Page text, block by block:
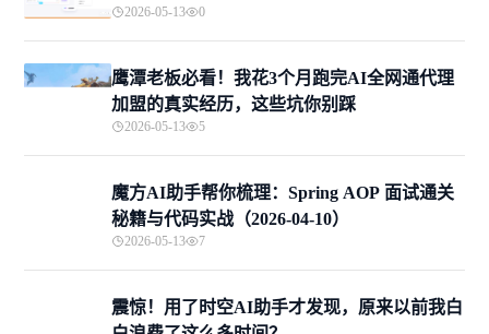
2026-05-13 0
鹰潭老板必看！我花3个月跑完AI全网通代理
加盟的真实经历，这些坑你别踩
2026-05-13 5
魔方AI助手帮你梳理：Spring AOP 面试通关
秘籍与代码实战（2026-04-10）
2026-05-13 7
震惊！用了时空AI助手才发现，原来以前我白